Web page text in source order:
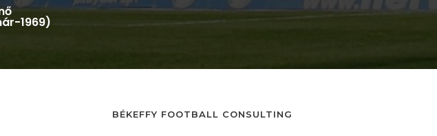
1969)
BÉKEFFY FOOTBALL CONSULTING